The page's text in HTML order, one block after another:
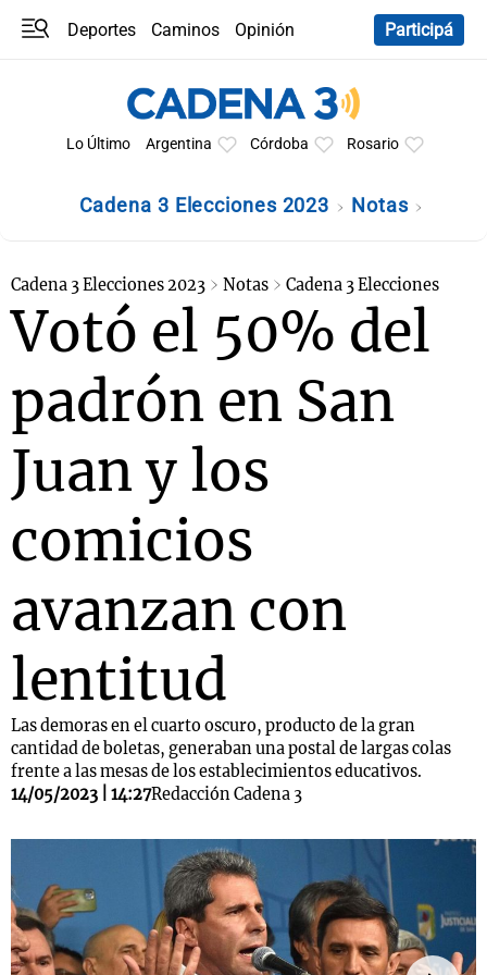
Deportes Caminos
Opinión
Participá
Lo Último Argentina Córdoba Rosario
Cadena 3 Elecciones 2023 Notas
Cadena 3 Elecciones 2023 Notas Cadena 3 Elecciones
Votó el 50% del
padrón en San
Juan y los
comicios
avanzan con
lentitud
Las demoras en el cuarto oscuro, producto de la gran
cantidad de boletas, generaban una postal de largas colas
frente a las mesas de los establecimientos educativos.
14/05/2023 | 14:27Redacción Cadena 3